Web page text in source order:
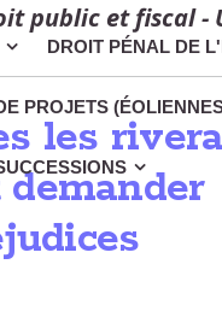
DROIT PÉNAL DE
PROJETS
public et fiscal
les